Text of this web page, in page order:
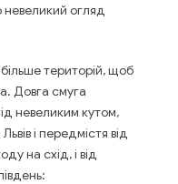
огляд
територій, щоб
Довга смуга
невеликим кутом,
і передмістя від
на схід, і від